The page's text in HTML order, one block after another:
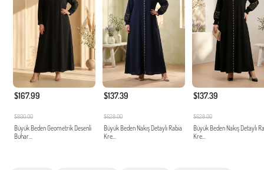
$167.99
$800.00
Büyük Beden Geometrik Desenli
Buhar...
$137.39
$628.00
Büyük Beden Nakış Detaylı Rabia
Kre...
$137.39
$628.00
Büyük Beden Nakış Detaylı
Kre...